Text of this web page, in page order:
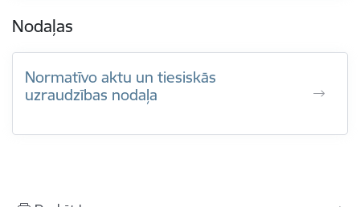
Nodaļas
Normatīvo aktu un tiesiskās
uzraudzības nodaļa